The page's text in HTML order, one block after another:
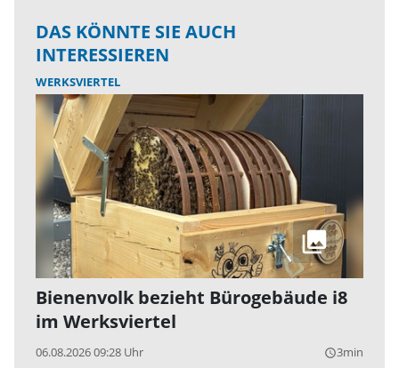
DAS KÖNNTE SIE AUCH
INTERESSIEREN
WERKSVIERTEL
Bienenvolk bezieht Bürogebäude i8
im Werksviertel
06.08.2026 09:28 Uhr query_builder3min